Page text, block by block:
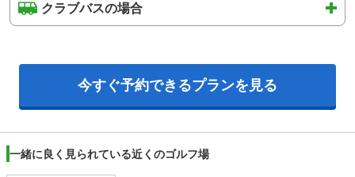
クラブバスの場合
今すぐ予約できるプランを見る
一緒に良く見られている近くのゴルフ場